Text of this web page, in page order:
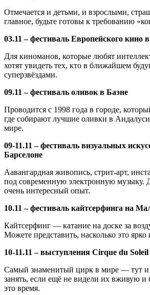
Отмечается и детьми, и взрослыми,
главное, будьте готовы к требованию
03.11 – фестиваль Европейского кино
Для киноманов, которые любят
хотят увидеть тех, кто в ближайшем
суперзвёздами.
09.11 – фестиваль оливок в Баэне
Проводится с 1998 года в городе,
где собирают лучшие оливки в
мире.
09-11.11 – фестиваль визуальных
Барселоне
Аавангардная живопись, стрит-арт,
под современную электронную музыку.
очень интересный опыт.
10.11 – фестиваль кайтсерфинга на
Кайтсерфинг — катание на доске за
Можете представить, насколько это ярко
10-11.11 – выступления Cirque du
Самый знаменитый цирк в мире — тут и
занять, если ещё не видели их вживую и
это время.